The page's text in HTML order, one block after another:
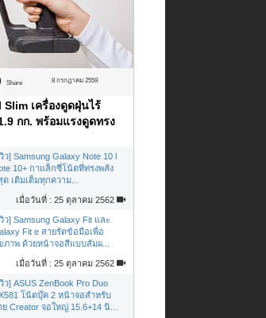
Share 8 กรกฎาคม 2559
เครื่องดูดฝุ่นไร้
กก. พร้อมแรงดูดทรง
ว] Samsung Galaxy Note 10 l
10+ กาแล็กซี่โน้ตที่ทรงพลัง
ด เติมเต็มทุกความ...
เมื่อวันที่ : 25 ตุลาคม 2562
ว] Samsung Galaxy Fit และ
Fit e สายรัดข้อมือเพื่อ
ภาพ ด้วยหน้าจอสีแบบสัมผ...
เมื่อวันที่ : 25 ตุลาคม 2562
ว] ASUS ZenBook Pro Duo
โน้ตบุ๊ค 2 หน้าจอสำหรับ
ย Creator จอใหญ่ 15.6+14 นิ...